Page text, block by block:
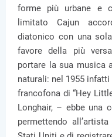
forme più urbane e
limitato Cajun
diatonico con una
favore della più
portare la sua musica
naturali: nel 1955 infatti
francofona di “Hey
Longhair, – ebbe una
permettendo